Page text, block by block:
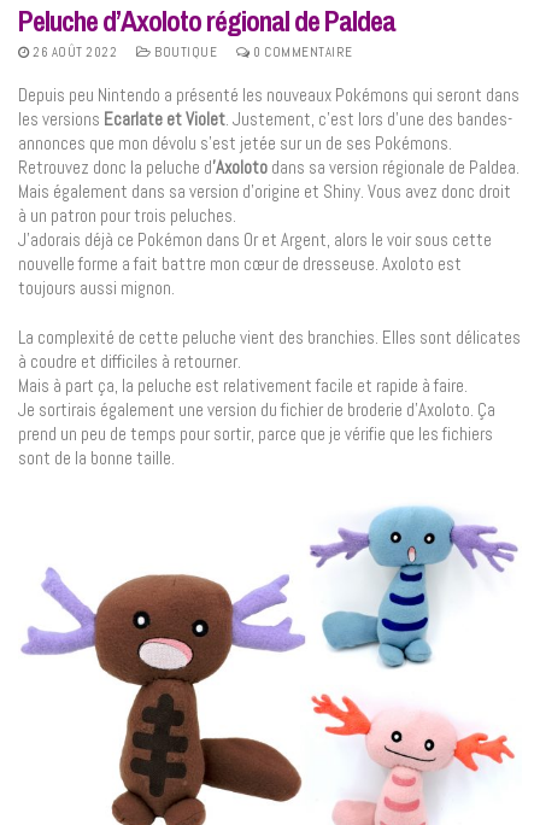
Peluche d’Axoloto régional de Paldea
26 AOÛT 2022 BOUTIQUE 0 COMMENTAIRE
Depuis peu Nintendo a présenté les nouveaux Pokémons qui seront dans
les versions Ecarlate et Violet. Justement, c’est lors d’une des bandes-
annonces que mon dévolu s’est jetée sur un de ses Pokémons.
Retrouvez donc la peluche d’Axoloto dans sa version régionale de Paldea.
Mais également dans sa version d’origine et Shiny. Vous avez donc droit
à un patron pour trois peluches.
J’adorais déjà ce Pokémon dans Or et Argent, alors le voir sous cette
nouvelle forme a fait battre mon cœur de dresseuse. Axoloto est
toujours aussi mignon.
La complexité de cette peluche vient des branchies. Elles sont délicates
à coudre et difficiles à retourner.
Mais à part ça, la peluche est relativement facile et rapide à faire.
Je sortirais également une version du fichier de broderie d’Axoloto. Ça
prend un peu de temps pour sortir, parce que je vérifie que les fichiers
sont de la bonne taille.